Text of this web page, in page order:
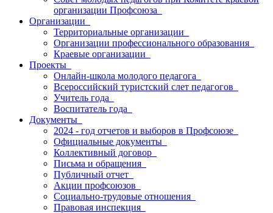
организации Профсоюза
Организации
Территориальные организации
Организации профессионального образования
Краевые организации
Проекты
Онлайн-школа молодого педагога
Всероссийский туристский слет педагогов
Учитель года
Воспитатель года
Документы
2024 - год отчетов и выборов в Профсоюзе
Официальные документы
Коллективный договор
Письма и обращения
Публичный отчет
Акции профсоюзов
Социально-трудовые отношения
Правовая инспекция